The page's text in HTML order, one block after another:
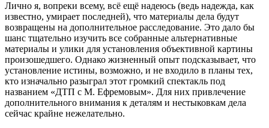
Лично я, вопреки всему, всё ещё надеюсь (ведь надежда, как
известно, умирает последней), что материалы дела будут
возвращены на дополнительное расследование. Это дало бы
шанс тщательно изучить все собранные альтернативные
материалы и улики для установления объективной картины
произошедшего. Однако жизненный опыт подсказывает, что
установление истины, возможно, и не входило в планы тех,
кто изначально разыграл этот громкий спектакль под
названием «ДТП с М. Ефремовым». Для них привлечение
дополнительного внимания к деталям и нестыковкам дела
сейчас крайне нежелательно.